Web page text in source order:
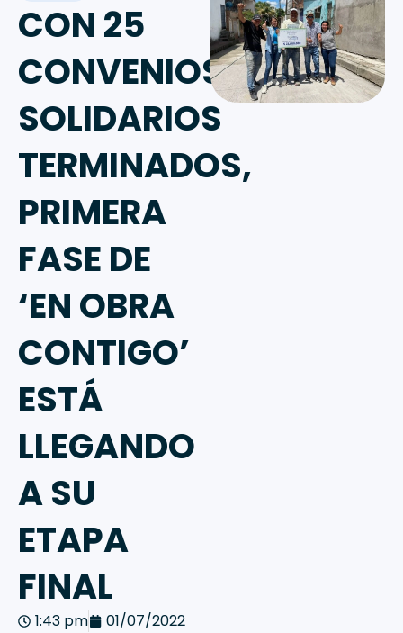
CON 25
CONVENIOS
SOLIDARIOS
TERMINADOS,
PRIMERA
FASE DE
‘EN OBRA
CONTIGO’
ESTÁ
LLEGANDO
A SU
ETAPA
FINAL
1:43 pm 01/07/2022